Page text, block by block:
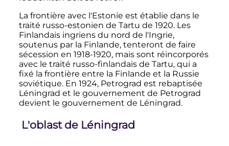
La frontière avec l'Estonie est établie dans le
traité russo-estonien de Tartu de 1920. Les
Finlandais ingriens du nord de l'Ingrie,
soutenus par la Finlande, tenteront de faire
sécession en 1918-1920, mais sont réincorporés
avec le traité russo-finlandais de Tartu, qui a
fixé la frontière entre la Finlande et la Russie
soviétique. En 1924, Petrograd est rebaptisée
Léningrad et le gouvernement de Petrograd
devient le gouvernement de Léningrad.
L'oblast de Léningrad